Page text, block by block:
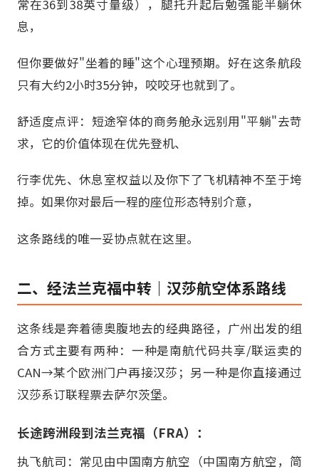
常在36到38英寸量级），腿托升起后勉强能半躺休
息，
但你要做好"坐着的睡"这个心理预期。好在这条航段
只有大约2小时35分钟，咬咬牙也就到了。
舒适度点评：短途窄体的商务舱永远别用"平躺"去苛
求，它的价值体现在优先登机、
行李优先、休息室权益以及你下了飞机精神不至于垮
掉。如果你对最后一程的座位形态特别介意，
这条路线的唯一妥协点就在这里。
二、经法兰克福中转｜汉莎航空体系路线
这条线是奔着德奥腹地去的经典路径，广州出发的组
合方式主要有两种：一种是南航代码共享/联运卖的
CAN→某个欧洲门户再接汉莎；另一种是你直接通过
汉莎系订联程票去萨尔茨堡。
长途跨洲段到法兰克福（FRA）：
执飞航司：常见由中国南方航空（中国南方航空，简